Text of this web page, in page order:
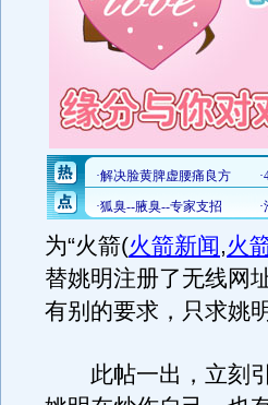
为“火箭(火箭新闻,火
替姚明注册了无线网
有别的要求，只求姚
此帖一出，立刻引